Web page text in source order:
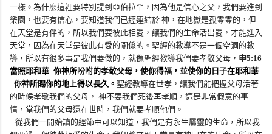
一樣。為什麼這裡要特別提到亞伯拉罕，因為他是信心之父，我們要進到
樂園，也要有信心，要知道我們已經連結於 神，在地獄是孤零零的，但
在天堂是有伴的，所以我們要彼此相愛，讓我們的生命活出愛，才能進入
天堂，因為在天堂是彼此有愛的關係的。聖經的教導不是一個空洞的教
導，所以有很多事是我們要做的，就像聖經教導我們要孝敬父母， 申5:16
當照耶和華–你神所吩咐的孝敬父母，使你得福，並使你的日子在耶和華
–你神所賜你的地上得以長久。 聖經教導在世孝，讓我們能把握父母活著
的時候孝敬我們的父母， 神不要我們死後再孝順，這是非常假意的事
情，當我們的父母還在世時，我們就要孝順他們。
從我們一開始讀的經節中可以知道，我們是有永生屬靈的生命，所以我